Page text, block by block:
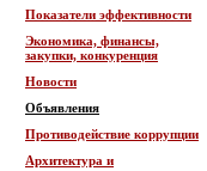
Показатели эффективности
Экономика, финансы,
закупки, конкуренция
Новости
Объявления
Противодействие коррупции
Архитектура и